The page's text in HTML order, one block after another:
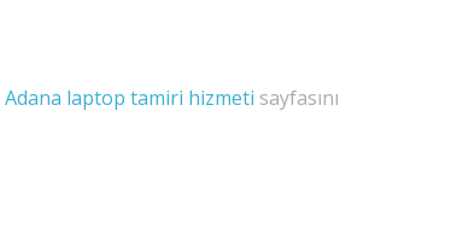
Adana laptop tamiri hizmeti sayfasını